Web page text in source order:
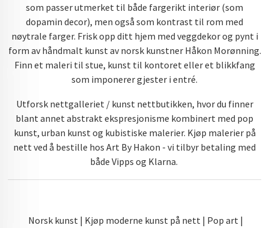
som passer utmerket til både fargerikt interiør (som
dopamin decor), men også som kontrast til rom med
nøytrale farger. Frisk opp ditt hjem med veggdekor og pynt i
form av håndmalt kunst av norsk kunstner Håkon Morønning.
Finn et maleri til stue, kunst til kontoret eller et blikkfang
som imponerer gjester i entré.
Utforsk nettgalleriet / kunst nettbutikken, hvor du finner
blant annet abstrakt ekspresjonisme kombinert med pop
kunst, urban kunst og kubistiske malerier. Kjøp malerier på
nett ved å bestille hos Art By Hakon - vi tilbyr betaling med
både Vipps og Klarna.
Norsk kunst | Kjøp moderne kunst på nett | Pop art |